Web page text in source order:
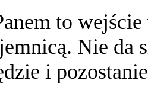
to
Nie da
i